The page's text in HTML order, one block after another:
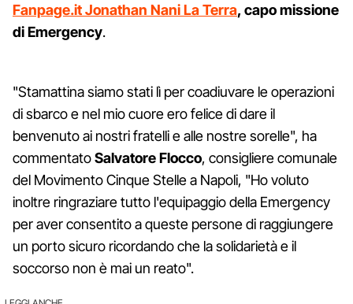
Fanpage.it Jonathan Nani La Terra, capo missione
di Emergency.
"Stamattina siamo stati lì per coadiuvare le operazioni
di sbarco e nel mio cuore ero felice di dare il
benvenuto ai nostri fratelli e alle nostre sorelle", ha
commentatoSalvatore Flocco, consigliere comunale
del Movimento Cinque Stelle a Napoli, "Ho voluto
inoltre ringraziare tutto l'equipaggio della Emergency
per aver consentito a queste persone di raggiungere
un porto sicuro ricordando che la solidarietà e il
soccorso non è mai un reato".